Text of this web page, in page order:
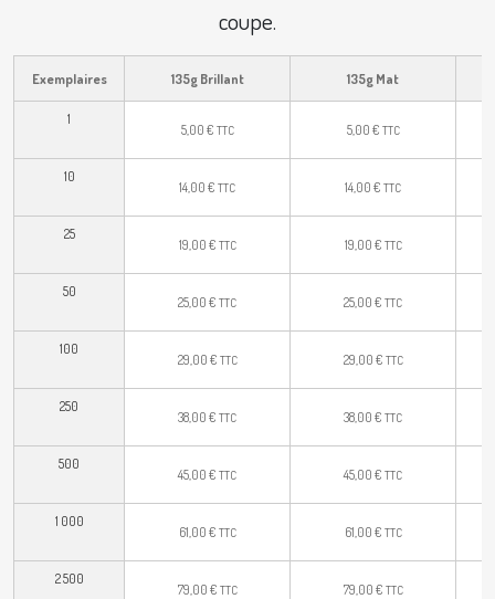
coupe.
Exemplaires 135g Brillant 135g Mat
1
5,00€ TTC 5,00€ TTC
10
14,00€ TTC 14,00€ TTC
25
19,00€ TTC 19,00€ TTC
50
25,00€ TTC 25,00€ TTC
100
29,00€ TTC 29,00€ TTC
250
38,00€ TTC 38,00€ TTC
500
45,00€ TTC 45,00€ TTC
1 000
61,00€ TTC 61,00€ TTC
2 500
79,00€ TTC 79,00€ TTC